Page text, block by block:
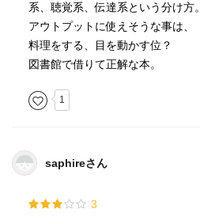
系、聴覚系、伝達系という分け方。
アウトプットに使えそうな事は、
料理をする、目を動かす位？
図書館で借りて正解な本。
1
saphireさん
3